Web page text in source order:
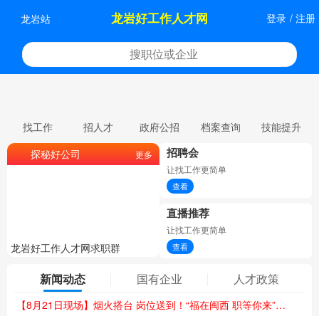
龙岩站 龙岩好工作人才网 登录 / 注册
找工作 招人才 政府公招 档案查询
技能提升
探秘好公司
更多
龙岩好工作人才网求职群 龙岩好工作人才网委托招聘
招聘会
让找工作更简单
查看
直播推荐
让找工作更简单
查看
新闻动态 国有企业 人才政策
【8月21日现场】烟火搭台 岗位送到！“福在闽西 职等你来”夜市专场招聘会火热来袭